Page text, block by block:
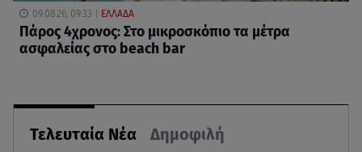
Τελευταία Νέα Δημοφιλή
09.08.26, 09:33 ΕΛΛΑΔΑ
Πάρος 4χρονος: Στο μικροσκόπιο τα μέτρα
ασφαλείας στο beach bar